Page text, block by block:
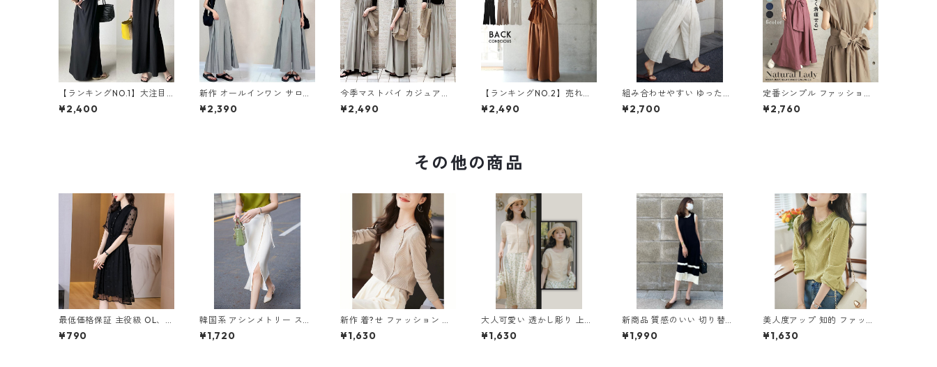
【ランキングNO.1】大注目
Vネック ノースリーブ ワン
ピース m-738
¥2,400
新作 オールインワン サロペ
ットパンツ m-462
¥2,390
今季マストバイ カジュアル
ゆったりキャミワンピース
m-465
¥2,490
【ランキングNO.2】売れ切
れ必至 バックリボン4色展
開 オールインワン m-385
¥2,490
組み合わせやすい ゆったり
キュロットスカート パンツ
m-763
¥2,700
定番シンプル ファッション
半袖 バックリボン 6色展開
ワンピース m-734
¥2,760
その他の商品
最低価格保証 主役級 OL、通
勤 エレガント ワンピース m
-602
¥790
韓国系 アシンメトリー スリ
ットスカート m-279
¥1,720
新作 着?せ ファッション シ
ンプル 長袖Tシャツ m-251
¥1,630
大人可愛い 透かし彫り 上質
¥1,630
新商品 質感のいい 切り替え
ノースリーブ ニットワンピ
ース m-264
¥1,990
美人度アップ 知的 ファッシ
ョン Tシャツ ブラウス m-2
49
¥1,630